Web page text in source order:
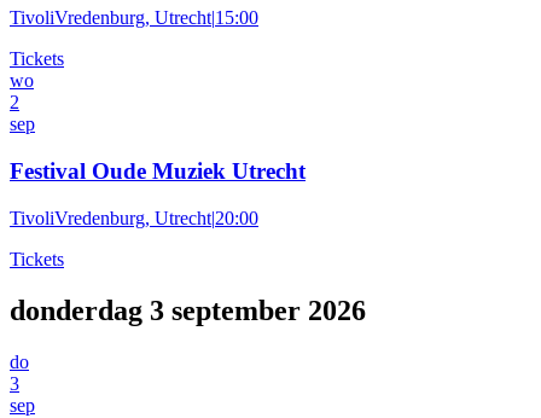
TivoliVredenburg, Utrecht|15:00
Tickets
wo
2
sep
Festival Oude Muziek Utrecht
TivoliVredenburg, Utrecht|20:00
Tickets
donderdag 3 september 2026
do
3
sep